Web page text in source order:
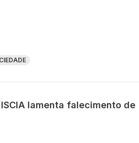
lamenta falecimento de